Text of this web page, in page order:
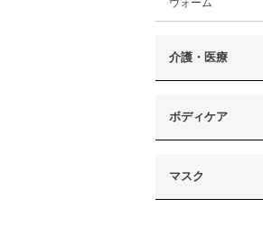
介護・医療
ボディケア
マスク